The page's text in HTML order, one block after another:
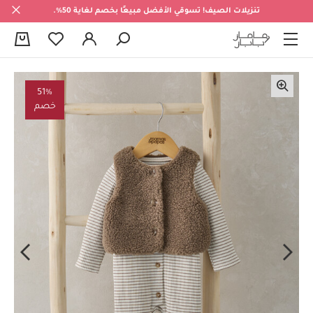
تنزيلات الصيف! تسوقي الأفضل مبيعًا بخصم لغاية 50%.
51%
خصم